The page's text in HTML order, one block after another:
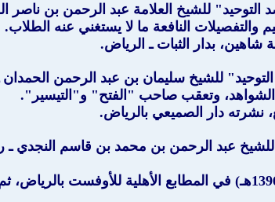
التوحيد
والتفصيلات النافعة ما لا يستغني عنه الطلاب.
بدار الثبات ـ الرياض.
الشواهد، وتعقب صاحب "الفتح" و"التيسير".
نشرته دار الصميعي بالرياض.